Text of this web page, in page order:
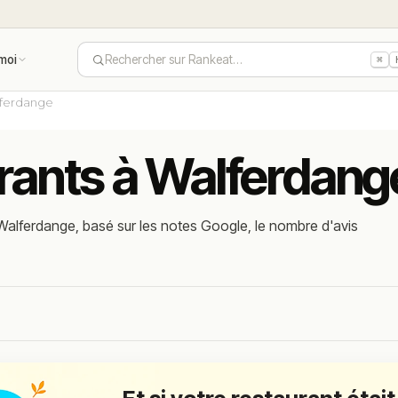
Rechercher sur Rankeat… ⌘
à
basé sur les notes Google, le nombre d'avis